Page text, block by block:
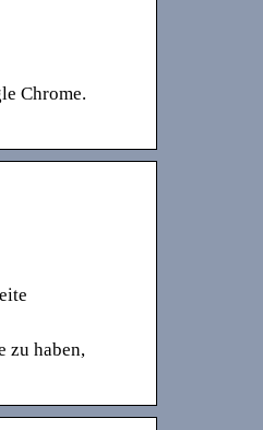
Chrome.
zu haben,